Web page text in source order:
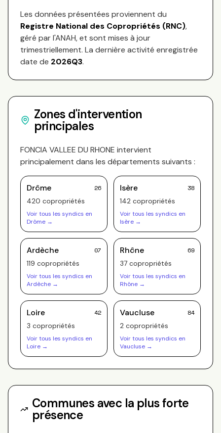
Les données présentées proviennent du
Registre National des Copropriétés (RNC),
géré par l'ANAH, et sont mises à jour
trimestriellement. La dernière activité enregistrée
date de 2026Q3.
Zones d'intervention
principales
FONCIA VALLEE DU RHONE intervient
principalement dans les départements suivants :
Drôme 26
420 copropriétés
Voir tous les syndics en
Drôme →
Isère 38
142 copropriétés
Voir tous les syndics en
Isère →
Ardèche 07
119 copropriétés
Voir tous les syndics en
Ardèche →
Rhône 69
37 copropriétés
Voir tous les syndics en
Rhône →
Loire 42
3 copropriétés
Voir tous les syndics en
Loire →
Vaucluse 84
2 copropriétés
Voir tous les syndics en
Vaucluse →
Communes avec la plus forte
présence